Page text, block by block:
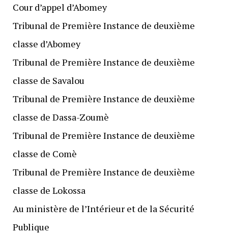
Cour d’appel d’Abomey
Tribunal de Première Instance de deuxième
classe d’Abomey
Tribunal de Première Instance de deuxième
classe de Savalou
Tribunal de Première Instance de deuxième
classe de Dassa-Zoumè
Tribunal de Première Instance de deuxième
classe de Comè
Tribunal de Première Instance de deuxième
classe de Lokossa
Au ministère de l’Intérieur et de la Sécurité
Publique